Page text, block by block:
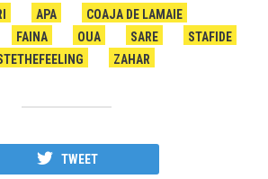
APA
COAJA DE LAMAIE
FAINA OUA SARE
STAFIDE
ZAHAR
TWEET